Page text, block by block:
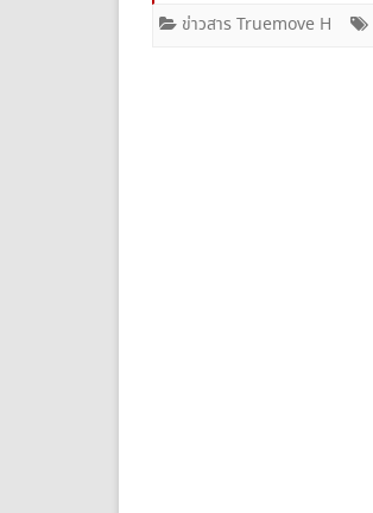
ข่าวสาร Truemove H